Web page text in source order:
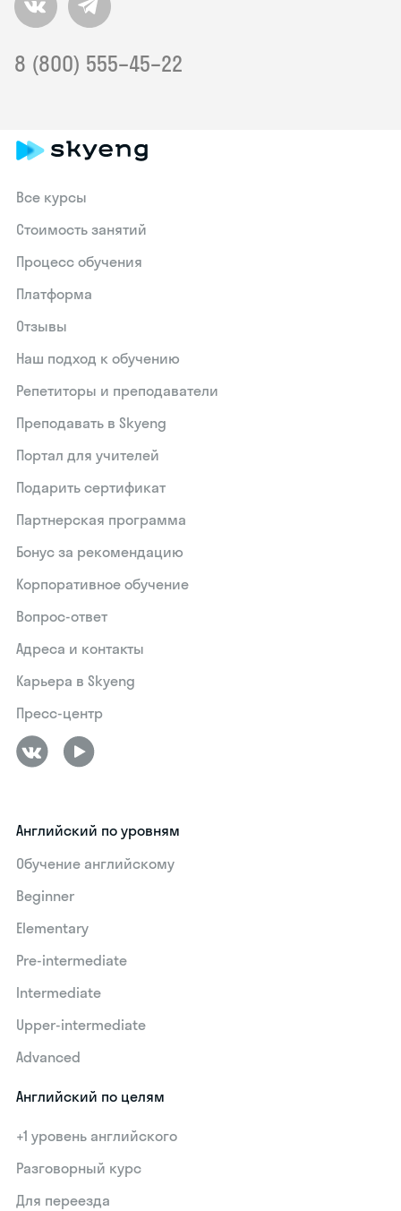
8 (800) 555–45–22
Все курсы
Стоимость занятий
Процесс обучения
Платформа
Отзывы
Наш подход к обучению
Репетиторы и преподаватели
Преподавать в Skyeng
Портал для учителей
Подарить сертификат
Партнерская программа
Бонус за рекомендацию
Корпоративное обучение
Вопрос-ответ
Адреса и контакты
Карьера в Skyeng
Пресс-центр
Английский по уровням
Обучение английскому
Beginner
Elementary
Pre-intermediate
Intermediate
Upper-intermediate
Advanced
Английский по целям
+1 уровень английского
Разговорный курс
Для переезда